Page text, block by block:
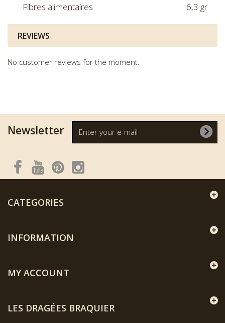
Fibres alimentaires 6,3 gr
REVIEWS
No customer reviews for the moment.
Newsletter
CATEGORIES
INFORMATION
MY ACCOUNT
LES DRAGÉES BRAQUIER